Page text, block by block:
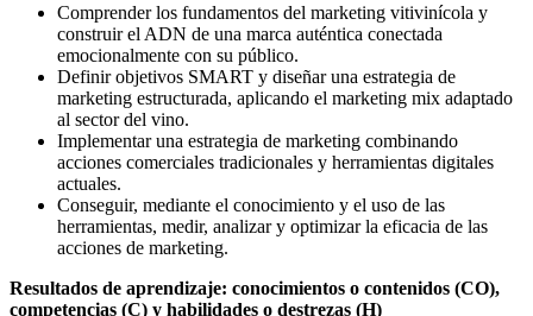
Comprender los fundamentos del marketing vitivinícola y
construir el ADN de una marca auténtica conectada
emocionalmente con su público.
Definir objetivos SMART y diseñar una estrategia de
marketing estructurada, aplicando el marketing mix adaptado
al sector del vino.
Implementar una estrategia de marketing combinando
acciones comerciales tradicionales y herramientas digitales
actuales.
Conseguir, mediante el conocimiento y el uso de las
herramientas, medir, analizar y optimizar la eficacia de las
acciones de marketing.
Resultados de aprendizaje: conocimientos o contenidos (CO),
competencias (C) y habilidades o destrezas (H)